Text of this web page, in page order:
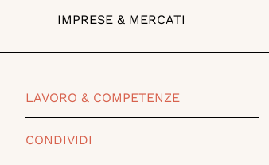
IMPRESE & MERCATI
LAVORO & COMPETENZE
CONDIVIDI